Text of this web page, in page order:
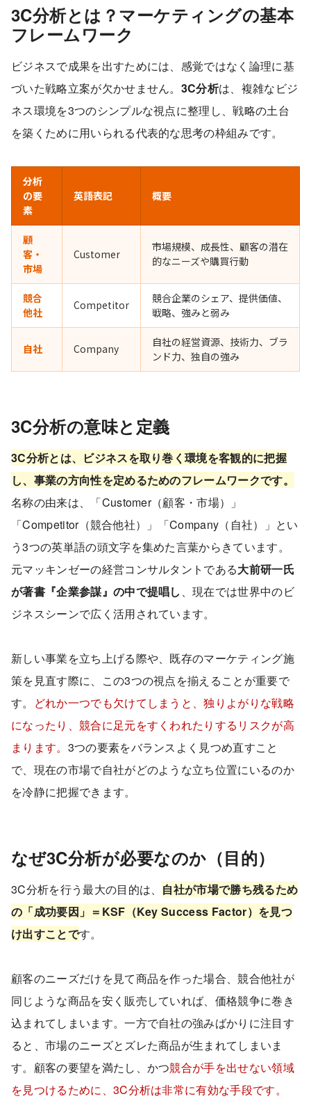
3C分析とは？マーケティングの基本
フレームワーク
ビジネスで成果を出すためには、感覚ではなく論理に基
づいた戦略立案が欠かせません。 3C分析は、複雑なビジ
ネス環境を3つのシンプルな視点に整理し、戦略の土台
を築くために用いられる代表的な思考の枠組みです。
分析
の要
素
英語表記 概要
顧
客・
市場
Customer
市場規模、成長性、顧客の潜在
的なニーズや購買行動
競合
他社
Competitor
競合企業のシェア、提供価値、
戦略、強みと弱み
自社 Company
自社の経営資源、技術力、ブラ
ンド力、独自の強み
3C分析の意味と定義
3C分析とは、ビジネスを取り巻く環境を客観的に把握
し、事業の方向性を定めるためのフレームワークです。
名称の由来は、「Customer（顧客・市場）」
「Competitor（競合他社）」「Company（自社）」とい
う3つの英単語の頭文字を集めた言葉からきています。
元マッキンゼーの経営コンサルタントである大前研一氏
が著書『企業参謀』の中で提唱し 、現在では世界中のビ
ジネスシーンで広く活用されています。
新しい事業を立ち上げる際や、既存のマーケティング施
策を見直す際に、この3つの視点を揃えることが重要で
す。
どれか一つでも欠けてしまうと、独りよがりな戦略
になったり、競合に足元をすくわれたりするリスクが高
まります。 3つの要素をバランスよく見つめ直すこと
で、現在の市場で自社がどのような立ち位置にいるのか
を冷静に把握できます。
なぜ3C分析が必要なのか（目的）
3C分析を行う最大の目的は、 自社が市場で勝ち残るため
の「成功要因」＝KSF（Key Success Factor）を見つ
け出すことです。
顧客のニーズだけを見て商品を作った場合、競合他社が
同じような商品を安く販売していれば、価格競争に巻き
込まれてしまいます。一方で自社の強みばかりに注目す
ると、市場のニーズとズレた商品が生まれてしまいま
す。顧客の要望を満たし、かつ競合が手を出せない領域
を見つけるために、3C分析は非常に有効な手段です。